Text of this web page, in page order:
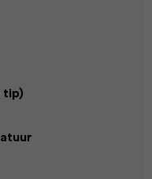
tip)